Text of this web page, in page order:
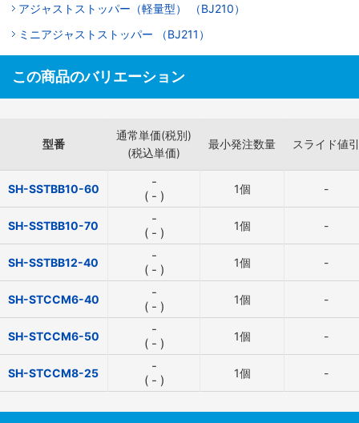
アジャストストッパー（軽量型） （BJ210）
ミニアジャストストッパー （BJ211）
この商品のバリエーション
型番
通常単価(税別)
(税込単価)
最小発注数量 スライド値引
SH-SSTBB10-60
-
( - ) 1個 -
SH-SSTBB10-70
-
( - ) 1個 -
SH-SSTBB12-40
-
( - ) 1個 -
SH-STCCM6-40
-
( - ) 1個 -
SH-STCCM6-50
-
( - ) 1個 -
SH-STCCM8-25
-
( - ) 1個 -